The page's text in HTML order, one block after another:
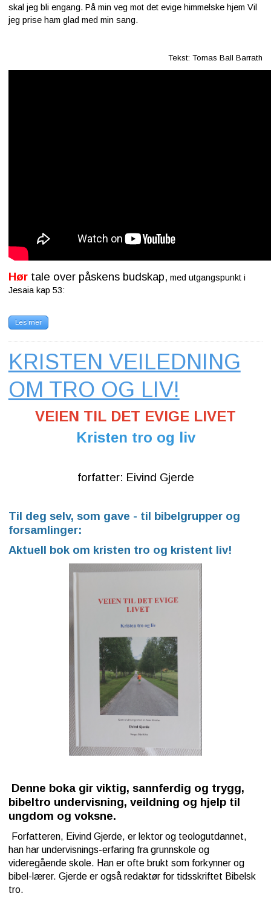
skal jeg bli engang. På min veg mot det evige himmelske hjem Vil
jeg prise ham glad med min sang.
Tekst: Tomas Ball Barrath
Hørtale over påskens budskap, med utgangspunkt i
Jesaia kap 53:
Les mer
KRISTEN VEILEDNING
OM TRO OG LIV!
VEIEN TIL DET EVIGE LIVET
Kristen tro og liv
forfatter: Eivind Gjerde
Til deg selv, som gave - til bibelgrupper og
forsamlinger:
Aktuell bok om kristen tro og kristent liv!
Denne boka gir viktig, sannferdig og trygg,
bibeltro undervisning, veildning og hjelp til
ungdom og voksne.
Forfatteren, Eivind Gjerde, er lektor og teologutdannet,
han har undervisnings-erfaring fra grunnskole og
videregående skole. Han er ofte brukt som forkynner og
bibel-lærer. Gjerde er også redaktør for tidsskriftet Bibelsk
tro.